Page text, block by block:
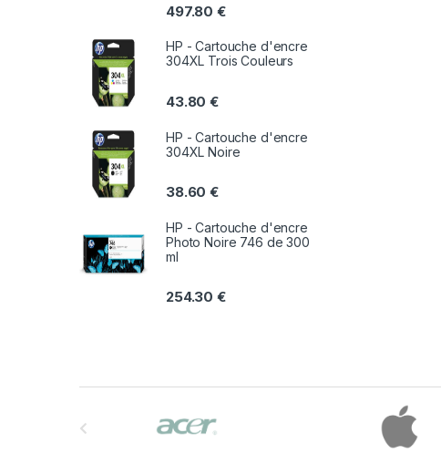
497.80€
HP - Cartouche d'encre
304XL Trois Couleurs
43.80€
HP - Cartouche d'encre
304XL Noire
38.60€
HP - Cartouche d'encre
Photo Noire 746 de 300
ml
254.30€